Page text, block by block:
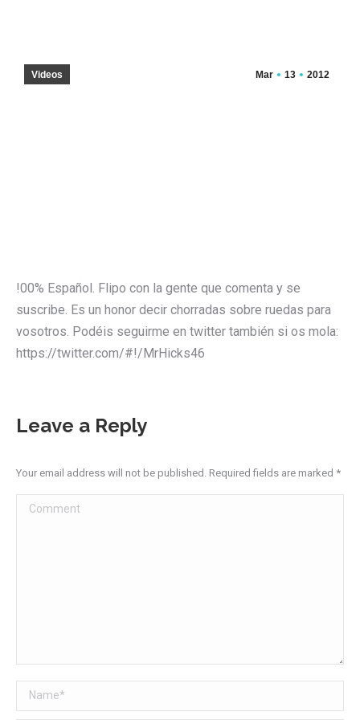
Mar 13 2012
Videos
!00% Español. Flipo con la gente que comenta y se
suscribe. Es un honor decir chorradas sobre ruedas para
vosotros. Podéis seguirme en twitter también si os mola:
https://twitter.com/#!/MrHicks46
Leave a Reply
Your email address will not be published. Required fields are marked *
Comment
Name *